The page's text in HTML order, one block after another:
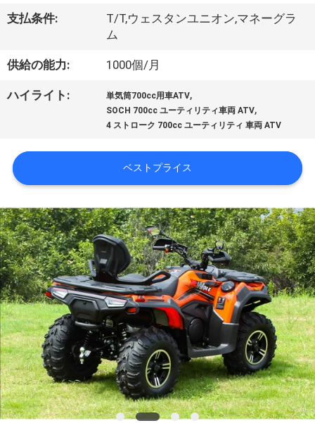
工
場
旅
品
質
管
理
私
達
に
連
絡
支払条件:
T/T,ウェスタンユニオン,マネーグラ
ム
供給の能力: 1000個/月
ハイライト: 単気筒700cc用車ATV,
SOCH 700cc ユーティリティ車両 ATV,
4 ストローク 700cc ユーティリティ 車両 ATV
ベストプライス